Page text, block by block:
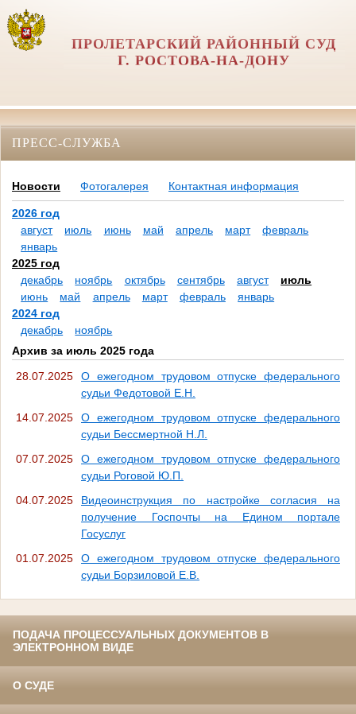
ПРОЛЕТАРСКИЙ РАЙОННЫЙ СУД
Г. РОСТОВА-НА-ДОНУ
ПРЕСС-СЛУЖБА
Новости Фотогалерея Контактная информация
2026 год
август
июль июнь май апрель март
февраль
январь
2025 год
декабрь
ноябрь октябрь сентябрь август
июль
июнь
май апрель март февраль
январь
2024 год
декабрь
ноябрь
Архив за июль 2025 года
28.07.2025
О ежегодном трудовом отпуске федерального
судьи Федотовой Е.Н.
14.07.2025
О ежегодном трудовом отпуске федерального
судьи Бессмертной Н.Л.
07.07.2025
О ежегодном трудовом отпуске федерального
судьи Роговой Ю.П.
04.07.2025
Видеоинструкция по настройке согласия на
получение Госпочты на Едином портале
Госуслуг
01.07.2025
О ежегодном трудовом отпуске федерального
судьи Борзиловой Е.В.
ПОДАЧА ПРОЦЕССУАЛЬНЫХ ДОКУМЕНТОВ В
ЭЛЕКТРОННОМ ВИДЕ
О СУДЕ